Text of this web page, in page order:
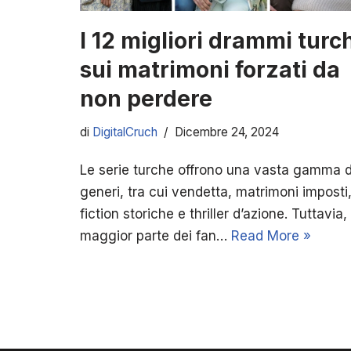
I 12 migliori drammi
sui matrimoni forzati da
non perdere
di DigitalCruch Dicembre 24, 2024
Le serie turche offrono una vasta gamma
generi, tra cui vendetta, matrimoni imposti,
fiction storiche e thriller d’azione. Tuttavia,
maggior parte dei fan… Read More »